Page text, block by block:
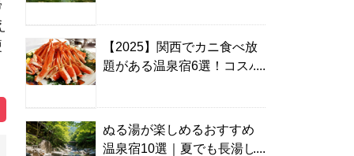
【2025】関西でカニ食べ放
題がある温泉宿6選！コスパ
ぬる湯が楽しめるおすすめ
温泉宿10選｜夏でも長湯し